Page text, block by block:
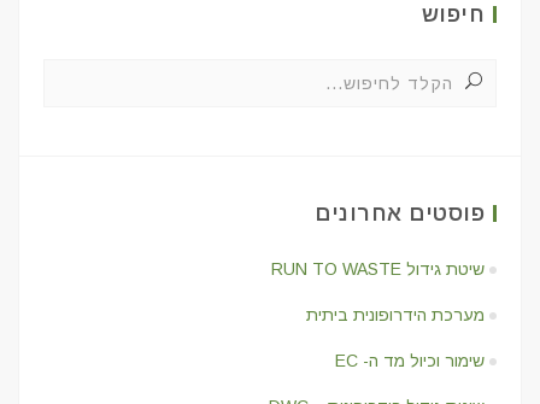
חיפוש
פוסטים אחרונים
שיטת גידול RUN TO WASTE
מערכת הידרופונית ביתית
שימור וכיול מד ה- EC